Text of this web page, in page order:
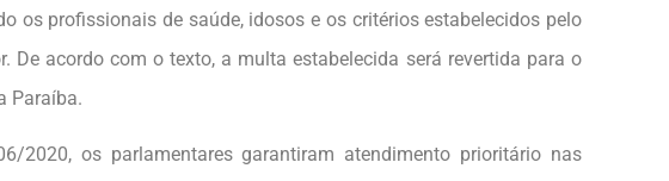
os profissionais de saúde, idosos e os critérios estabelecidos pelo
De acordo com o texto, a multa estabelecida será revertida para o
Paraíba.
2020, os parlamentares garantiram atendimento prioritário nas